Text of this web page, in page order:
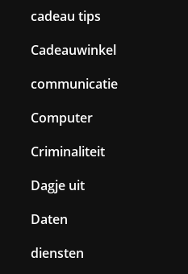
cadeau tips
Cadeauwinkel
communicatie
Computer
Criminaliteit
Dagje uit
Daten
diensten